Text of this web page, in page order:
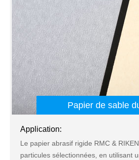
Papier de sable
Application:
Le papier abrasif rigide RMC &
particules sélectionnées, en utilisant